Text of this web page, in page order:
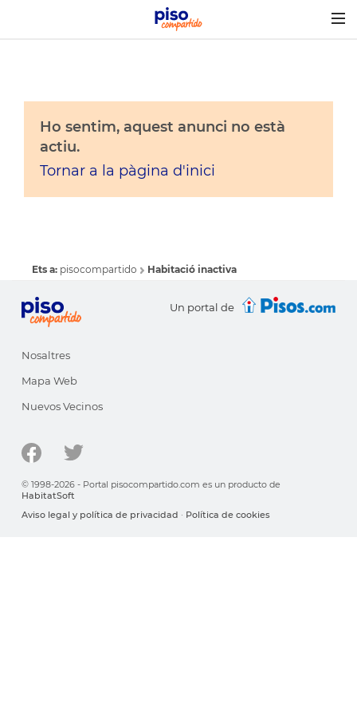
Ho sentim, aquest anunci no està
actiu.
Tornar a la pàgina d'inici
Ets a: pisocompartido Habitació inactiva
Un portal de
Nosaltres
Mapa Web
Nuevos Vecinos
© 1998-2026 - Portal pisocompartido.com es un producto de
HabitatSoft
Aviso legal y política de privacidad · Política de cookies